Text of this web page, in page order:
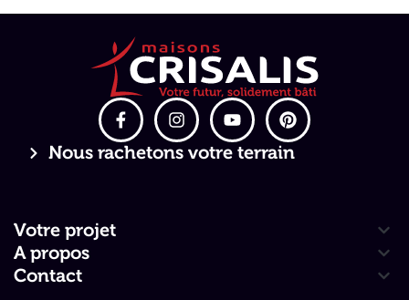
Nous rachetons votre terrain
Votre projet
A propos
Contact